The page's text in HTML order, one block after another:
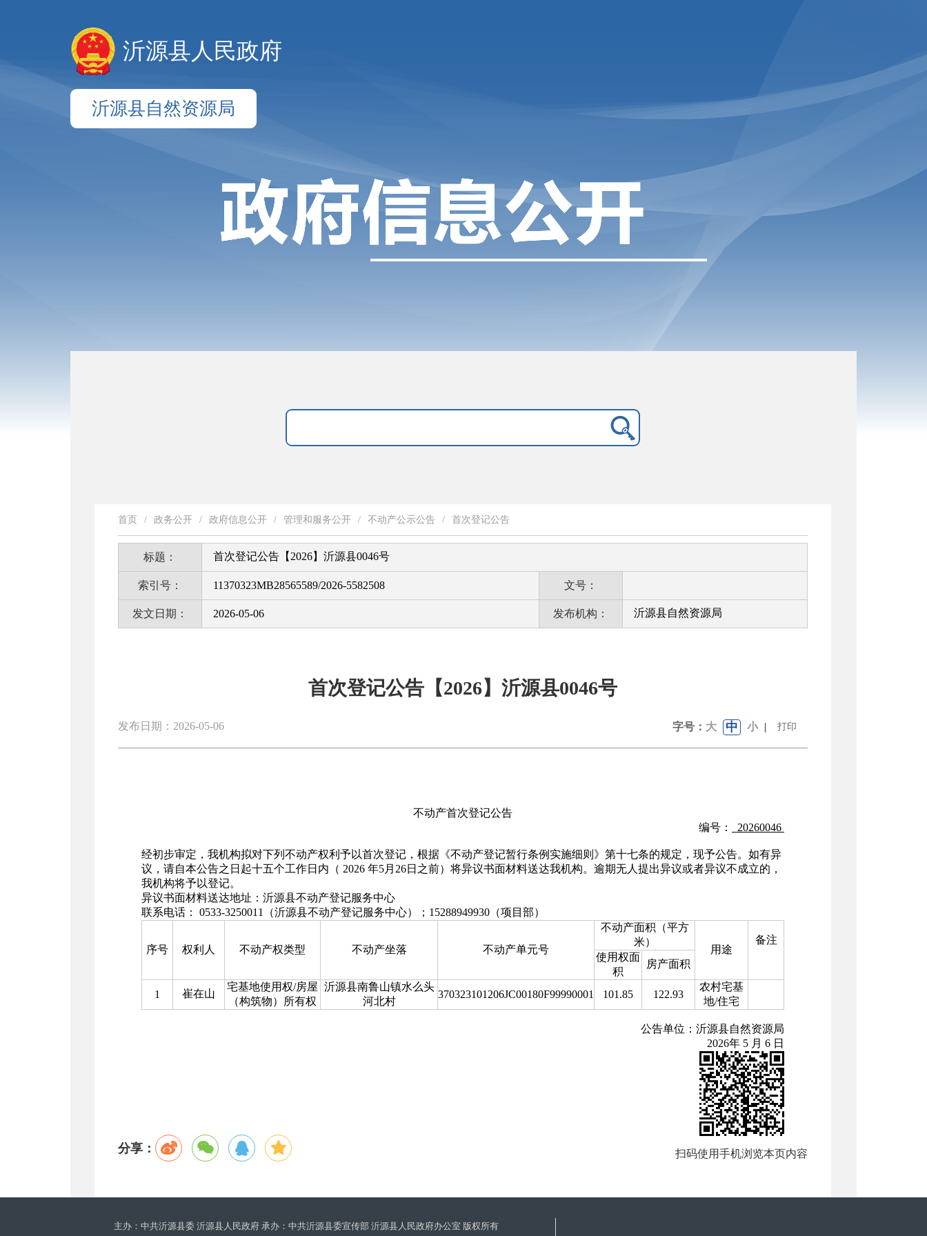
沂源县人民政府
沂源县自然资源局
首页 / 政务公开 / 政府信息公开 / 管理和服务公开 / 不动产公示公告 / 首次登记公告
标题： 首次登记公告【2026】沂源县0046号
索引号： 11370323MB28565589/2026-5582508 文号：
发文日期： 2026-05-06 发布机构： 沂源县自然资源局
首次登记公告【2026】沂源县0046号
发布日期：2026-05-06 字号： 大 中 小 | 打印
不动产首次登记公告
编号：
20260046
经初步审定，我机构拟对下列不动产权利予以首次登记，根据《不动产登记暂行条例实施细则》第十七条的规定，现予公告。如有异
议，请自本公告之日起十五个工作日内（ 2026 年5月 26日之前）将异议书面材料送达我机构。逾期无人提出异议或者异议不成立的，
我机构将予以登记。
异议书面材料送达地址：沂源县不动产登记服务中心
联系电话： 0533-3250011 （沂源县不动产登记服务中心）； 15288949930 （项目部）
序号 权利人 不动产权类型 不动产坐落 不动产单元号
不动产面积（平方
米）
用途
备注
使用权面
积
房产面积
1 崔在山
宅基地使用权/房屋
（构筑物）所有权
沂源县南鲁山镇水么头
河北村
370323101206JC00180F99990001 101.85 122.93
农村宅基
地/住宅
公告单位：沂源县自然资源局
2026年 5 月 6 日
分享： 扫码使用手机浏览本页内容
主办：中共沂源县委 沂源县人民政府 承办：中共沂源县委宣传部 沂源县人民政府办公室 版权所有